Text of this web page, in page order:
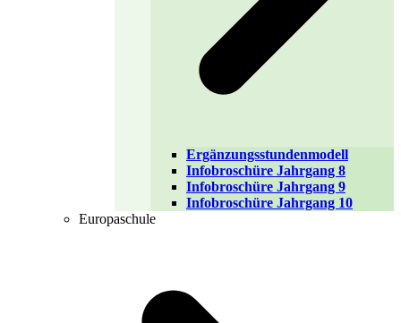
Ergänzungsstundenmodell
Infobroschüre Jahrgang 8
Infobroschüre Jahrgang 9
Infobroschüre Jahrgang 10
Europaschule